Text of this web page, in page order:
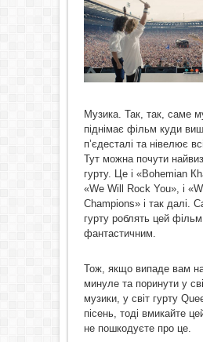
Музика. Так, так, саме
піднімає фільм куди
п’єдесталі та нівелює
Тут можна почути
гурту. Це і «Bohemian
«We Will Rock You», і
Champions» і так далі.
гурту роблять цей фільм
фантастичним.
Тож, якщо випаде вам
минуле та поринути у
музики, у світ гурту
пісень, тоді вмикайте
не пошкодуєте про це.